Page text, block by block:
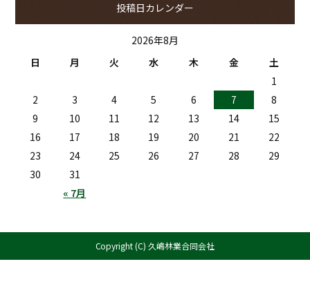
投稿日カレンダー
2026年8月
日
月 火 水 木 金 土
« 7月
1
2
3 4 5 6 7
8
9
10 11 12 13 14
15
16
17 18 19 20 21
22
23
24 25 26 27 28
29
30
31
Copyright (C) 久嶋林業合同会社